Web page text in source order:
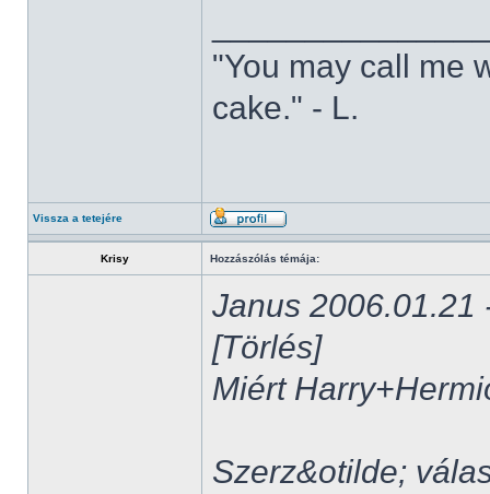
"You may call me
cake." - L.
Vissza a tetejére
Krisy Hozzászólás témája:
Janus 2006.01.21
[Törlés]
Miért
Szerz&otilde;